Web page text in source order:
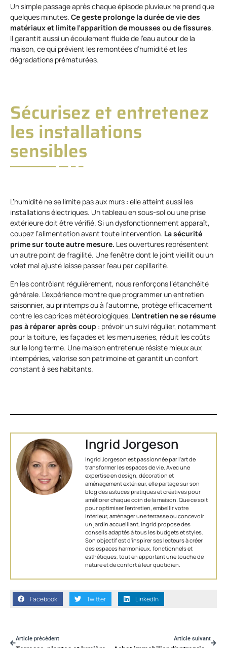
Un simple passage après chaque épisode pluvieux ne prend que
quelques minutes. Ce geste prolonge la durée de vie des
matériaux et limite l’apparition de mousses ou de fissures.
Il garantit aussi un écoulement fluide de l’eau autour de la
maison, ce qui prévient les remontées d’humidité et les
dégradations prématurées.
Sécurisez et entretenez
les installations
sensibles
L’humidité ne se limite pas aux murs : elle atteint aussi les
installations électriques. Un tableau en sous-sol ou une prise
extérieure doit être vérifié. Si un dysfonctionnement apparaît,
coupez l’alimentation avant toute intervention. La sécurité
prime sur toute autre mesure. Les ouvertures représentent
un autre point de fragilité. Une fenêtre dont le joint vieillit ou un
volet mal ajusté laisse passer l’eau par capillarité.
En les contrôlant régulièrement, nous renforçons l’étanchéité
générale. L’expérience montre que programmer un entretien
saisonnier, au printemps ou à l’automne, protège efficacement
contre les caprices météorologiques. L’entretien ne se résume
pas à réparer après coup : prévoir un suivi régulier, notamment
pour la toiture, les façades et les menuiseries, réduit les coûts
sur le long terme. Une maison entretenue résiste mieux aux
intempéries, valorise son patrimoine et garantit un confort
constant à ses habitants.
Ingrid Jorgeson
Ingrid Jorgeson est passionnée par l'art de
transformer les espaces de vie. Avec une
expertise en design, décoration et
aménagement extérieur, elle partage sur son
blog des astuces pratiques et créatives pour
améliorer chaque coin de la maison. Que ce soit
pour optimiser l’entretien, embellir votre
intérieur, aménager une terrasse ou concevoir
un jardin accueillant, Ingrid propose des
conseils adaptés à tous les budgets et styles.
Son objectif est d'inspirer ses lecteurs à créer
des espaces harmonieux, fonctionnels et
esthétiques, tout en apportant une touche de
nature et de confort à leur quotidien.
Facebook Twitter LinkedIn
Article précédent Article suivant